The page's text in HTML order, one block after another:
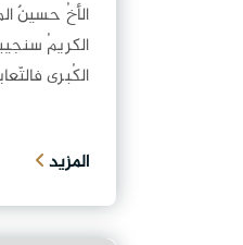
الأخُ حسينٌ
الكريمُ
الكُبرى
المزيد